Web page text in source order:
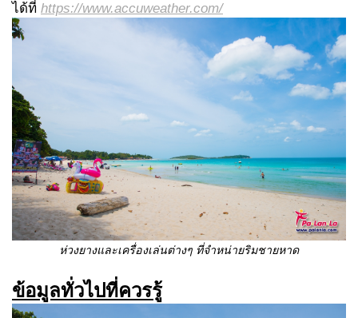
ได้ที่ https://www.accuweather.com/
ห่วงยางและเครื่องเล่นต่างๆ ที่จำหน่ายริมชายหาด
ข้อมูลทั่วไปที่ควรรู้